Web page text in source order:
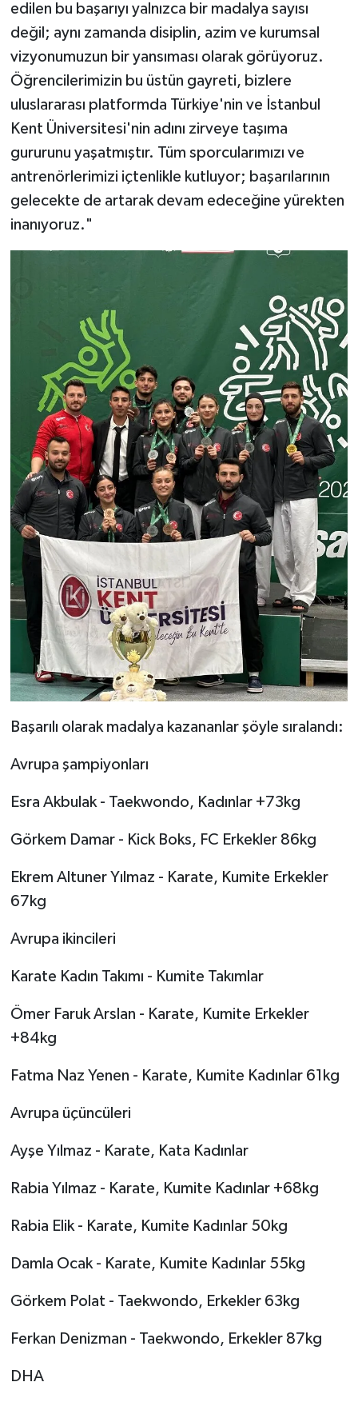
edilen bu başarıyı yalnızca bir madalya sayısı
değil; aynı zamanda disiplin, azim ve kurumsal
vizyonumuzun bir yansıması olarak görüyoruz.
Öğrencilerimizin bu üstün gayreti, bizlere
uluslararası platformda Türkiye'nin ve İstanbul
Kent Üniversitesi'nin adını zirveye taşıma
gururunu yaşatmıştır. Tüm sporcularımızı ve
antrenörlerimizi içtenlikle kutluyor; başarılarının
gelecekte de artarak devam edeceğine yürekten
inanıyoruz."
Başarılı olarak madalya kazananlar şöyle sıralandı:
Avrupa şampiyonları
Esra Akbulak - Taekwondo, Kadınlar +73kg
Görkem Damar - Kick Boks, FC Erkekler 86kg
Ekrem Altuner Yılmaz - Karate, Kumite Erkekler
67kg
Avrupa ikincileri
Karate Kadın Takımı - Kumite Takımlar
Ömer Faruk Arslan - Karate, Kumite Erkekler
+84kg
Fatma Naz Yenen - Karate, Kumite Kadınlar 61kg
Avrupa üçüncüleri
Ayşe Yılmaz - Karate, Kata Kadınlar
Rabia Yılmaz - Karate, Kumite Kadınlar +68kg
Rabia Elik - Karate, Kumite Kadınlar 50kg
Damla Ocak - Karate, Kumite Kadınlar 55kg
Görkem Polat - Taekwondo, Erkekler 63kg
Ferkan Denizman - Taekwondo, Erkekler 87kg
DHA